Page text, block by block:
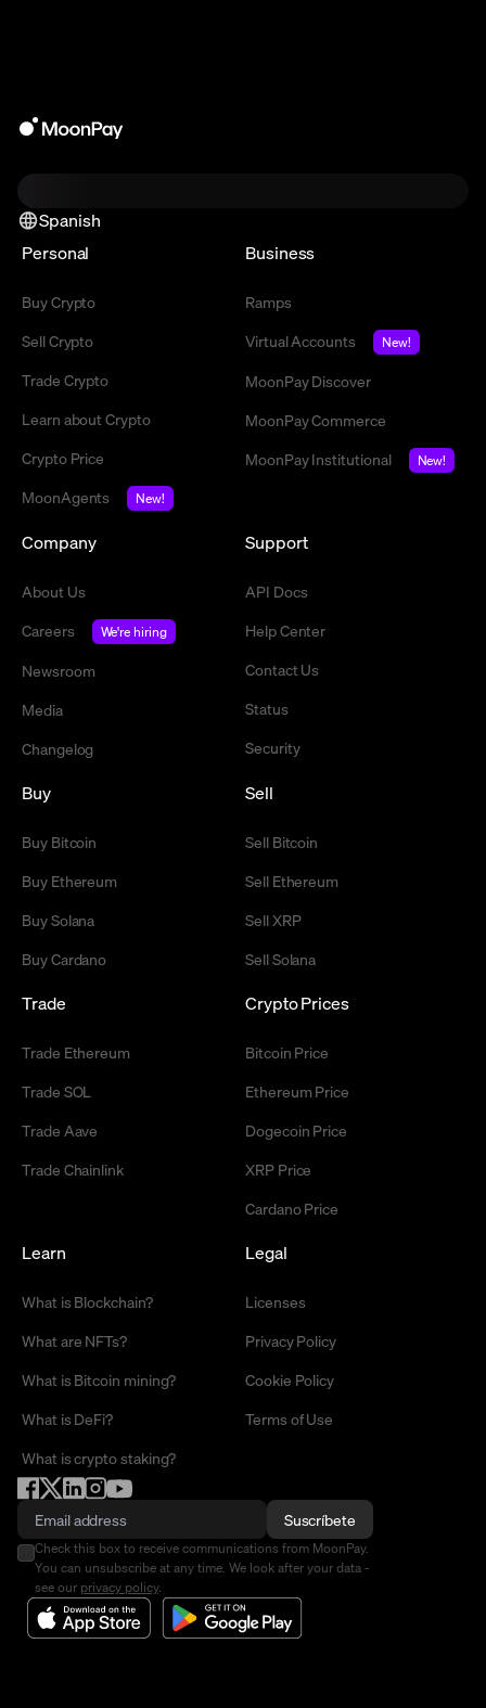
Spanish
Personal
Buy Crypto
Sell Crypto
Trade Crypto
Learn about Crypto
Crypto Price
MoonAgents
New!
Business
Ramps
Virtual Accounts
New!
MoonPay Discover
MoonPay Commerce
MoonPay Institutional
New!
Company
About Us
Careers
We're hiring
Newsroom
Media
Changelog
Support
API Docs
Help Center
Contact Us
Status
Security
Buy
Buy Bitcoin
Buy Ethereum
Buy Solana
Buy Cardano
Sell
Sell Bitcoin
Sell Ethereum
Sell XRP
Sell Solana
Trade
Trade Ethereum
Trade SOL
Trade Aave
Trade Chainlink
Crypto Prices
Bitcoin Price
Ethereum Price
Dogecoin Price
XRP Price
Cardano Price
Learn
What is Blockchain?
What are NFTs?
What is Bitcoin mining?
What is DeFi?
What is crypto staking?
Legal
Licenses
Privacy Policy
Cookie Policy
Terms of Use
Suscríbete
Check this box to receive communications from MoonPay.
You can unsubscribe at any time. We look after your data -
see our privacy policy.